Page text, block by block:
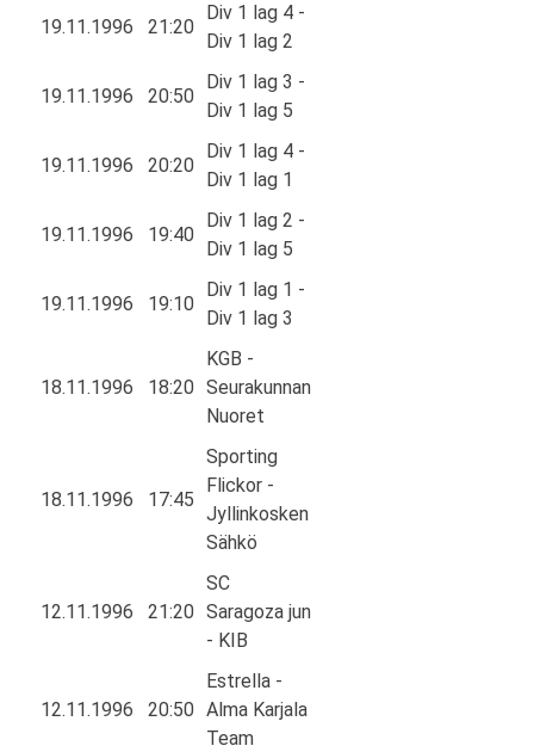
19.11.1996 21:20
Div 1 lag 4 -
Div 1 lag 2
19.11.1996 20:50
Div 1 lag 3 -
Div 1 lag 5
19.11.1996 20:20
Div 1 lag 4 -
Div 1 lag 1
19.11.1996 19:40
Div 1 lag 2 -
Div 1 lag 5
19.11.1996 19:10
Div 1 lag 1 -
Div 1 lag 3
18.11.1996 18:20
KGB -
Seurakunnan
Nuoret
18.11.1996 17:45
Sporting
Flickor -
Jyllinkosken
Sähkö
12.11.1996 21:20
SC
Saragoza jun
- KIB
12.11.1996 20:50
Estrella -
Alma Karjala
Team